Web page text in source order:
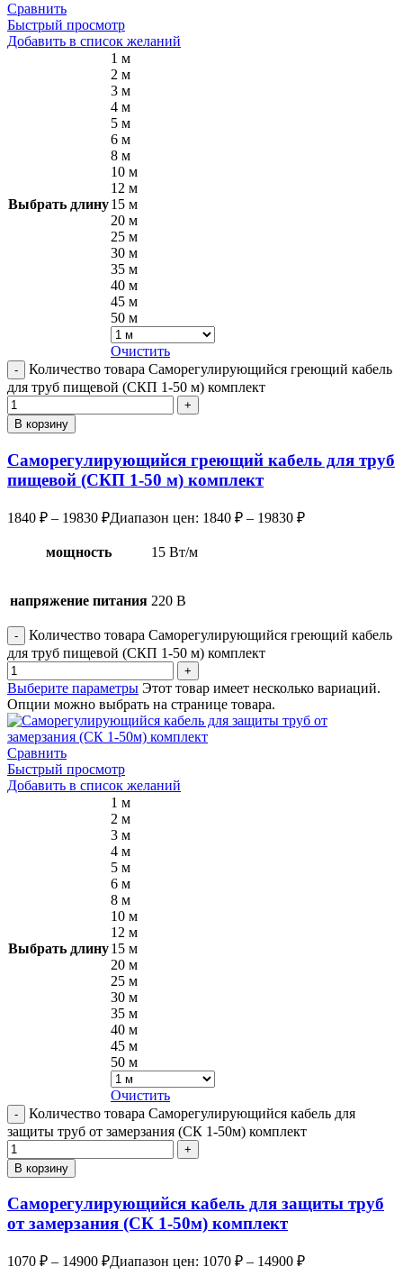
Сравнить
Быстрый просмотр
Добавить в список желаний
Выбрать длину
1 м
2 м
3 м
4 м
5 м
6 м
8 м
10 м
12 м
15 м
20 м
25 м
30 м
35 м
40 м
45 м
50 м
Очистить
Количество товара Саморегулирующийся греющий кабель
для труб пищевой (СКП 1-50 м) комплект
В корзину
Саморегулирующийся греющий кабель для труб
пищевой (СКП 1-50 м) комплект
1840 ₽ – 19830 ₽Диапазон цен: 1840 ₽ – 19830 ₽
мощность 15 Вт/м
напряжение питания 220 В
Количество товара Саморегулирующийся греющий кабель
для труб пищевой (СКП 1-50 м) комплект
Выберите параметры Этот товар имеет несколько вариаций.
Опции можно выбрать на странице товара.
Сравнить
Быстрый просмотр
Добавить в список желаний
Выбрать длину
1 м
2 м
3 м
4 м
5 м
6 м
8 м
10 м
12 м
15 м
20 м
25 м
30 м
35 м
40 м
45 м
50 м
Очистить
Количество товара Саморегулирующийся кабель для
защиты труб от замерзания (СК 1-50м) комплект
В корзину
Саморегулирующийся кабель для защиты труб
от замерзания (СК 1-50м) комплект
1070 ₽ – 14900 ₽Диапазон цен: 1070 ₽ – 14900 ₽